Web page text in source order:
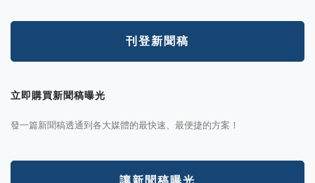
刊登新聞稿
立即購買新聞稿曝光
發一篇新聞稿透通到各大媒體的最快速、最便捷的方案！